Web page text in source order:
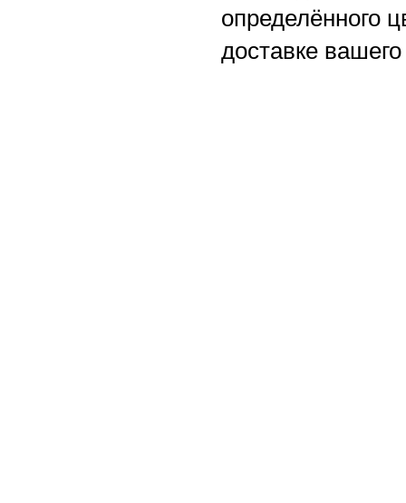
определённого
доставке вашего